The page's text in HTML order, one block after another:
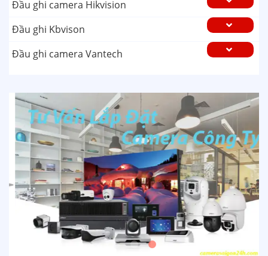
Đầu ghi camera Hikvision
Đầu ghi Kbvison
Đầu ghi camera Vantech